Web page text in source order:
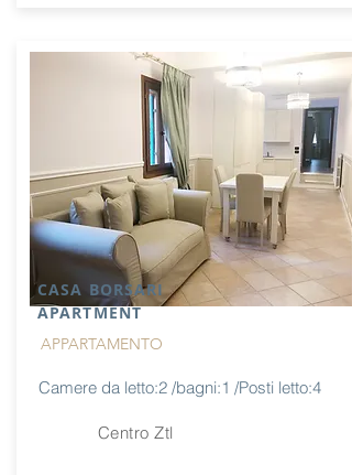
CASA BORSARI
APARTMENT
APPARTAMENTO
Camere da letto:2 /bagni:1 /Posti letto:4
Centro Ztl